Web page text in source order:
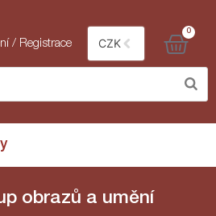
/ Registrace CZK
0
obrazů a umění